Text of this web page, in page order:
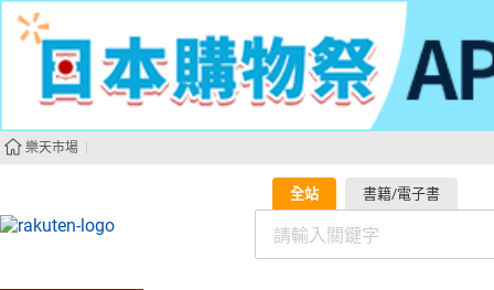
樂天市場
全站 書籍/電子書